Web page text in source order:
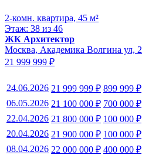
2-комн. квартира, 45 м²
Этаж: 38 из 46
ЖК Архитектор
Москва, Академика Волгина ул, 2
21 999 999 ₽
24.06.2026 21 999 999 ₽ 899 999 ₽
06.05.2026 21 100 000 ₽ 700 000 ₽
22.04.2026 21 800 000 ₽ 100 000 ₽
20.04.2026 21 900 000 ₽ 100 000 ₽
08.04.2026 22 000 000 ₽ 400 000 ₽